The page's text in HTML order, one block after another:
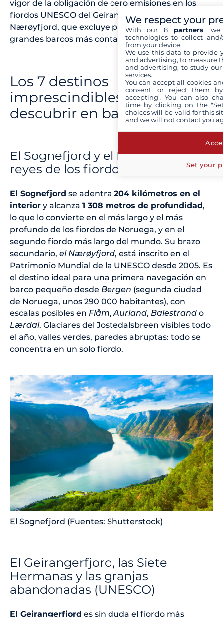
vigor de la obligación de cero emisiones en los
fiordos UNESCO del Geirangerfjord y del
Nærøyfjord, que excluye progresivamente a los
grandes barcos más contaminantes.
Los 7 destinos
imprescindibles para
descubrir en barco pequeño
El Sognefjord y el Nærøyfjord, los
reyes de los fiordos (UNESCO)
El Sognefjord se adentra 204 kilómetros en el
interior y alcanza 1 308 metros de profundidad,
lo que lo convierte en el más largo y el más
profundo de los fiordos de Noruega, y en el
segundo fiordo más largo del mundo. Su brazo
secundario, el Nærøyfjord, está inscrito en el
Patrimonio Mundial de la UNESCO desde 2005. Es
el destino ideal para una primera navegación en
barco pequeño desde Bergen (segunda ciudad
de Noruega, unos 290 000 habitantes), con
escalas posibles en Flåm,Aurland, Balestrand o
Lærdal. Glaciares del Jostedalsbreen visibles todo
el año, valles verdes, paredes abruptas: todo se
concentra en un solo fiordo.
El Sognefjord (Fuentes: Shutterstock)
El Geirangerfjord, las Siete
Hermanas y las granjas
abandonadas (UNESCO)
El Geirangerfjord es sin duda el fiordo más
We respect your
With our 8 partners, we
technologies to collect
from your device.
We use this data to provide
and advertising, to measure
and advertising, to study
services.
You can accept all cookies
consent, or reject them
accepting". You can also
time by clicking on the
choices will be valid for this
and we will not contact you
Set your